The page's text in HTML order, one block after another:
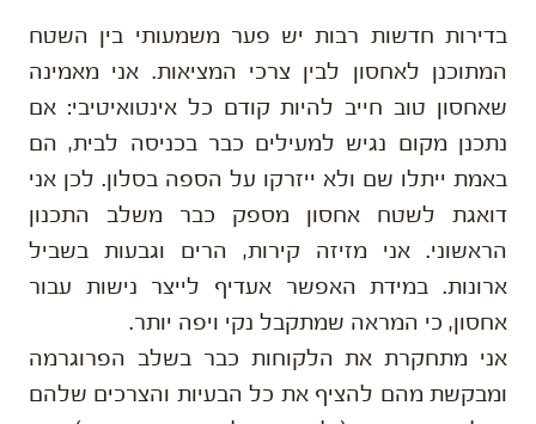
בדירות חדשות רבות יש פער משמעותי בין השטח
המתוכנן לאחסון לבין צרכי המציאות. אני מאמינה
שאחסון טוב חייב להיות קודם כל אינטואיטיבי: אם
נתכנן מקום נגיש למעילים כבר בכניסה לבית, הם
באמת ייתלו שם ולא ייזרקו על הספה בסלון. לכן אני
דואגת לשטח אחסון מספק כבר משלב התכנון
הראשוני. אני מזיזה קירות, הרים וגבעות בשביל
ארונות. במידת האפשר אעדיף לייצר נישות עבור
אחסון, כי המראה שמתקבל נקי ויפה יותר.
אני מתחקרת את הלקוחות כבר בשלב הפרוגרמה
ומבקשת מהם להציף את כל הבעיות והצרכים שלהם